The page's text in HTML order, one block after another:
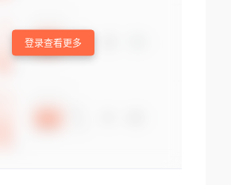
登录查看更多